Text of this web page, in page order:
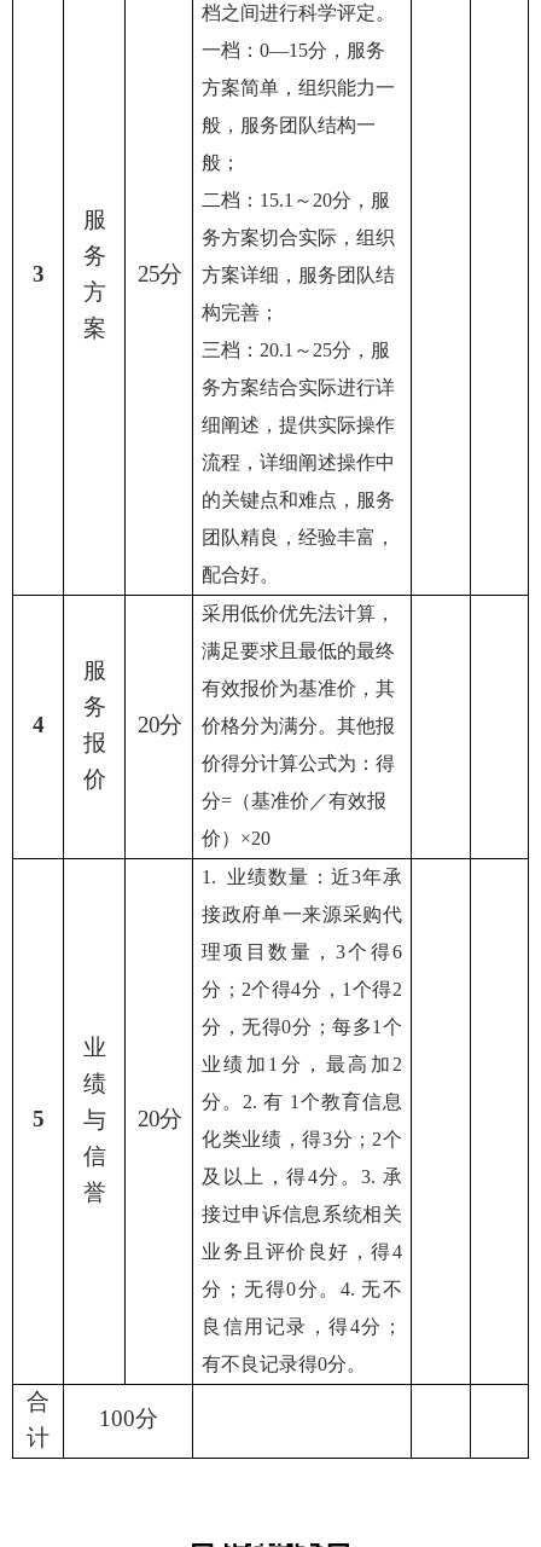
3
服
务
方
案
25分
档之间进行科学评定。
一档：0—15分，服务
方案简单，组织能力一
般，服务团队结构一
般；
二档：15.1～20分，服
务方案切合实际，组织
方案详细，服务团队结
构完善；
三档：20.1～25分，服
务方案结合实际进行详
细阐述，提供实际操作
流程，详细阐述操作中
的关键点和难点，服务
团队精良，经验丰富，
配合好。
4
服
务
报
价
20分
采用低价优先法计算，
满足要求且最低的最终
有效报价为基准价，其
价格分为满分。 其他报
价得分计算公式为：得
分= （基准价／有效报
价） ×20
5
业
绩
与
信
誉
20分
1. 业绩数量：近3年承
接政府单一来源采购代
理项目数量，3个得6
分；2个得4分，1个得2
分，无得0分；每多1个
业绩加1分，最高加2
分。2. 有 1个教育信息
化类业绩，得3分；2个
及以上，得4分。3. 承
接过申诉信息系统相关
业务且评价良好，得4
分；无得0分。4. 无不
良信用记录，得4分；
有不良记录得0分。
合
计
100分